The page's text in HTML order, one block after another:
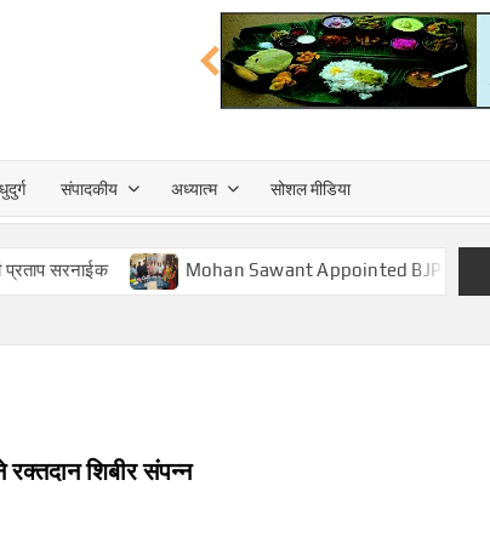
संपादकीय अध्यात्म सोशल मीडिया
Mohan Sawant Appointed BJP Cooperative
रक्तदान शिबीर संपन्न